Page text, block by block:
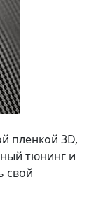
пленкой 3D,
тюнинг и
свой